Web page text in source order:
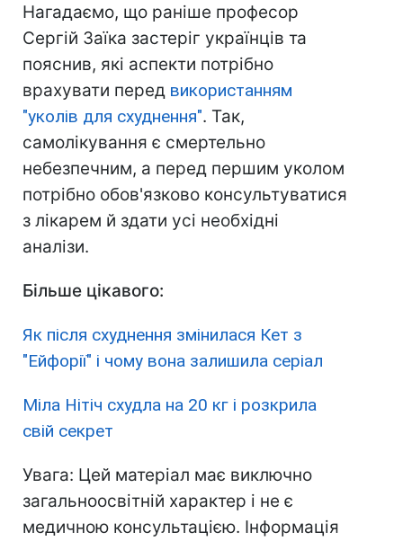
Нагадаємо, що раніше професор
Сергій Заїка застеріг українців та
пояснив, які аспекти потрібно
врахувати перед використанням
"уколів для схуднення". Так,
самолікування є смертельно
небезпечним, а перед першим уколом
потрібно обов'язково консультуватися
з лікарем й здати усі необхідні
аналізи.
Більше цікавого:
Як після схуднення змінилася Кет з
"Ейфорії" і чому вона залишила серіал
Міла Нітіч схудла на 20 кг і розкрила
свій секрет
Увага: Цей матеріал має виключно
загальноосвітній характер і не є
медичною консультацією. Інформація